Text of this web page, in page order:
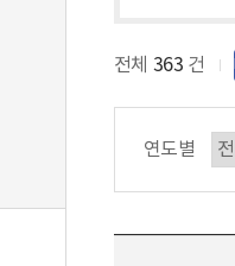
전체 363 건
연도별